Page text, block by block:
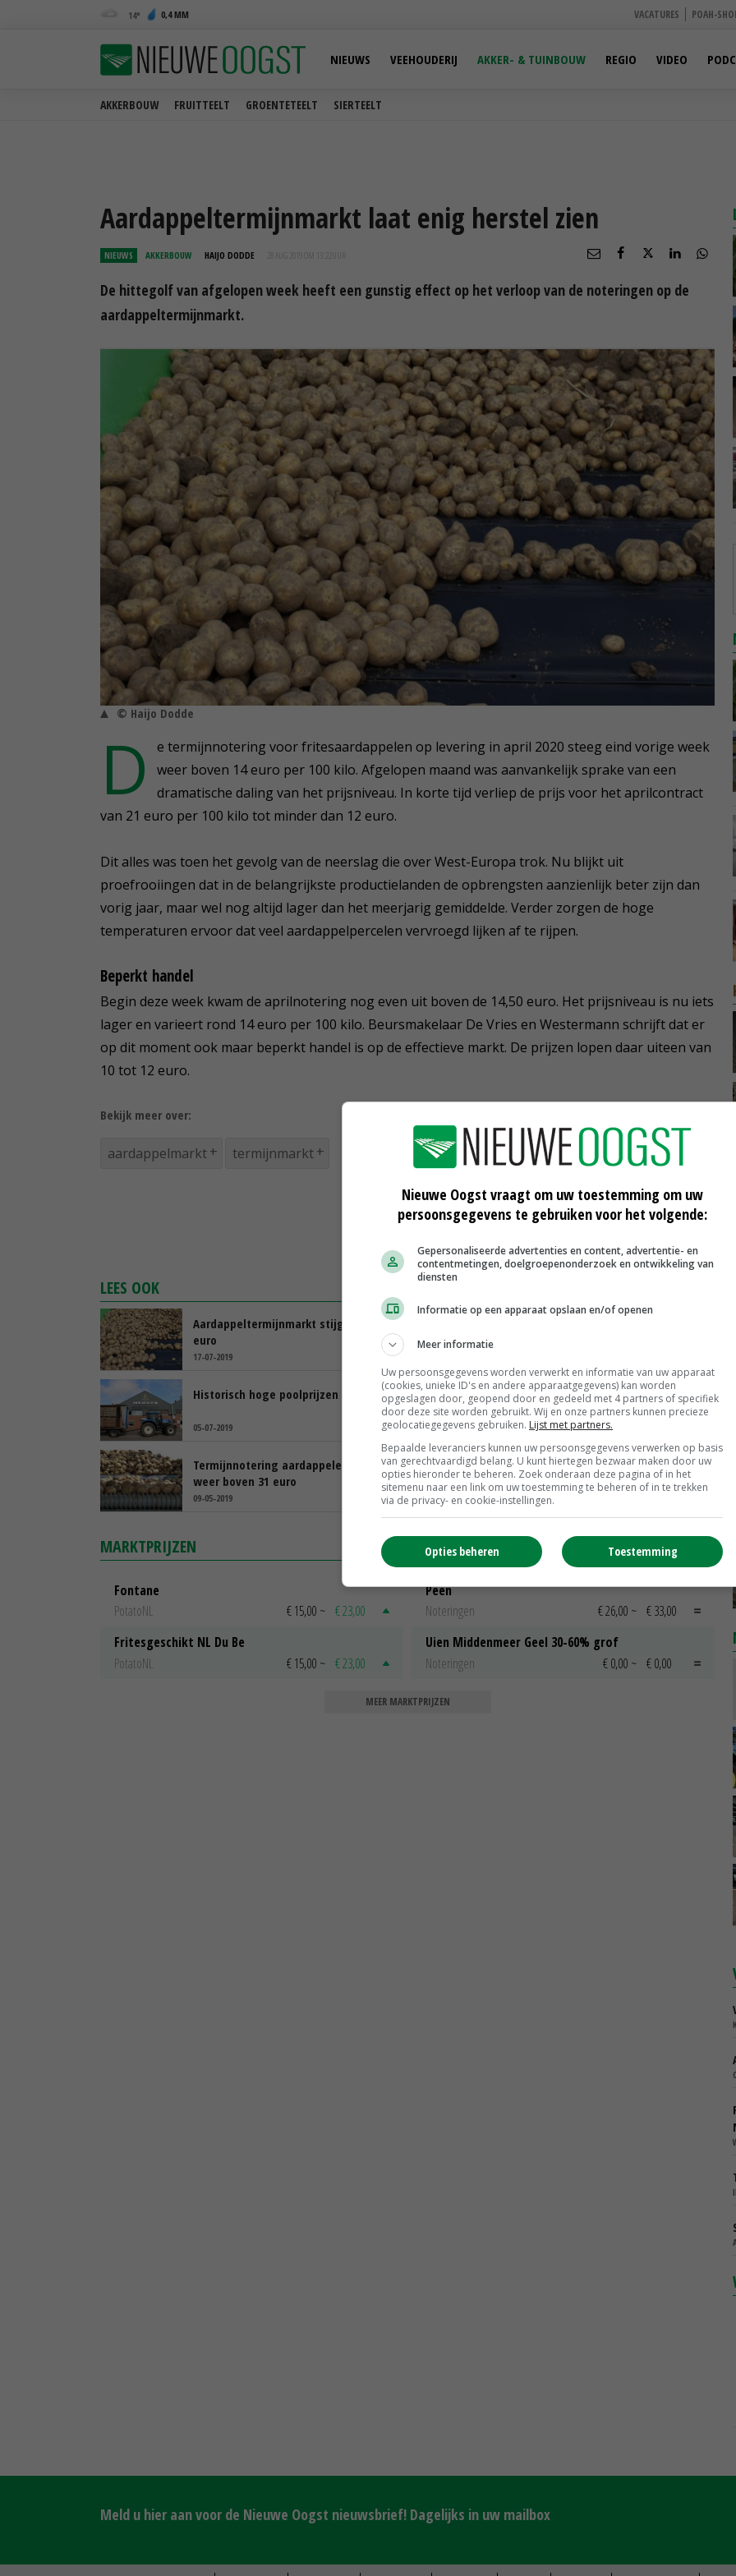
14 0,4 MM VACATURES POAH-
AKKERBOUW FRUITTEELT GROENTETEELT SIERTEELT
NIEUWS VEEHOUDERIJ AKKER- & TUINBOUW REGIO VIDEO
Aardappeltermijnmarkt laat enig herstel zien
NIEUWS AKKERBOUW HAIJO DODDE 28 AUG 2019 OM 13:22
De hittegolf van afgelopen week heeft een gunstig effect op het verloop van de noteringen op de
aardappeltermijnmarkt.
© Haijo Dodde
D
e termijnnotering voor fritesaardappelen op levering in april 2020 steeg eind vorige week
weer boven 14 euro per 100 kilo. Afgelopen maand was aanvankelijk sprake van een
dramatische daling van het prijsniveau. In korte tijd verliep de prijs voor het aprilcontract
van 21 euro per 100 kilo tot minder dan 12 euro.
Dit alles was toen het gevolg van de neerslag die over West-Europa trok. Nu blijkt uit
proefrooiingen dat in de belangrijkste productielanden de opbrengsten aanzienlijk beter zijn dan
vorig jaar, maar wel nog altijd lager dan het meerjarig gemiddelde. Verder zorgen de hoge
temperaturen ervoor dat veel aardappelpercelen vervroegd lijken af te rijpen.
Beperkt handel
Begin deze week kwam de aprilnotering nog even uit boven de 14,50 euro. Het prijsniveau is nu iets
lager en varieert rond 14 euro per 100 kilo. Beursmakelaar De Vries en Westermann schrijft dat er
op dit moment ook maar beperkt handel is op de effectieve markt. De prijzen lopen daar uiteen van
10 tot 12 euro.
Bekijk meer over:
aardappelmarkt termijnmarkt
LEES OOK
Aardappeltermijnmarkt stijgt naar 19
euro
17-07-2019
Historisch hoge poolprijzen Nedato
05-07-2019
Hoge poolprijs Aviko Potato na
uitzonderlijk seizoen
03-07-2019
Termijnnotering aardappelen stijgt
weer boven 31 euro
09-05-2019
VTA bevestigt kleine
aardappelvoorraad
03-05-2019
MARKTPRIJZEN
Fontane
PotatoNL
€ 15,00 ~ € 23,00
Fritesgeschikt NL Du Be
PotatoNL
€ 15,00 ~ € 23,00
Peen
Noteringen
€ 26,00 ~ € 33,00
Uien Middenmeer Geel 30-60% grof
Noteringen
€ 0,00 ~ € 0,00
MEER MARKTPRIJZEN
Meld u hier aan voor de Nieuwe Oogst nieuwsbrief! Dagelijks in uw mailbox
Nieuwe Oogst vraagt om uw toestemming om uw
persoonsgegevens te gebruiken voor het volgende:
Gepersonaliseerde advertenties en content, advertentie- en
contentmetingen, doelgroepenonderzoek en ontwikkeling van
diensten
Informatie op een apparaat opslaan en/of openen
Meer informatie
Uw persoonsgegevens worden verwerkt en informatie van uw apparaat
(cookies, unieke ID's en andere apparaatgegevens) kan worden
opgeslagen door, geopend door en gedeeld met 4 partners of specifiek
door deze site worden gebruikt. Wij en onze partners kunnen precieze
geolocatiegegevens gebruiken. Lijst met partners.
Bepaalde leveranciers kunnen uw persoonsgegevens verwerken op basis
van gerechtvaardigd belang. U kunt hiertegen bezwaar maken door uw
opties hieronder te beheren. Zoek onderaan deze pagina of in het
sitemenu naar een link om uw toestemming te beheren of in te trekken
via de privacy- en cookie-instellingen.
Toestemming
Opties beheren